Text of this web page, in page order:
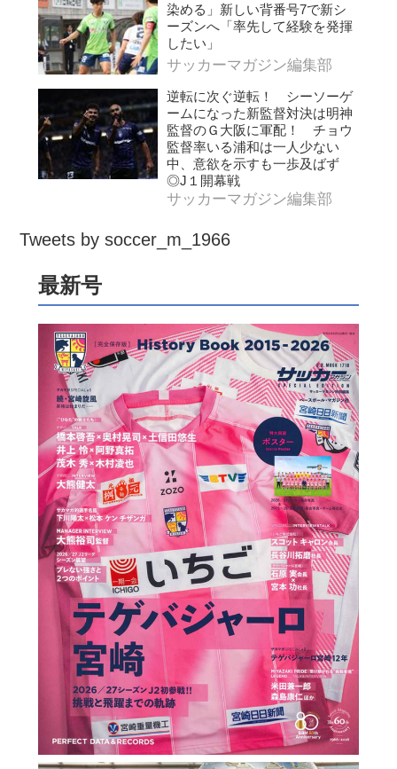
染める」新しい背番号7で新シ
ーズンへ「率先して経験を発揮
したい」
サッカーマガジン編集部
逆転に次ぐ逆転！ シーソーゲ
ームになった新監督対決は明神
監督のＧ大阪に軍配！ チョウ
監督率いる浦和は一人少ない
中、意欲を示すも一歩及ばず
◎J１開幕戦
サッカーマガジン編集部
Tweets by soccer_m_1966
最新号